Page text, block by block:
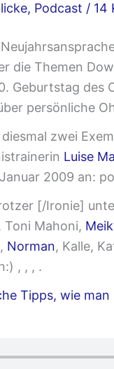
, Podcast / 14
die Themen
Geburtstag des
persönliche
zwei
Luise
2009 an:
[/Ironie]
Toni Mahoni,
Norman, Kalle,
, , , .
Tipps, wie